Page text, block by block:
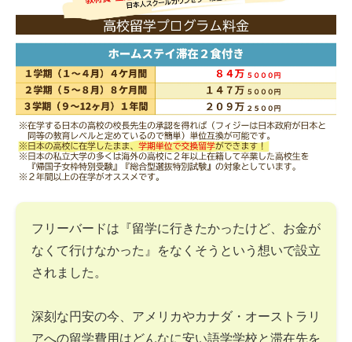
フリーバードは『留学に行きたかったけど、お金が
なくて行けなかった』をなくそうという想いで設立
されました。
深刻な円安の今、アメリカやカナダ・オーストラリ
アへの留学費用はどんなに安い語学学校と滞在先を